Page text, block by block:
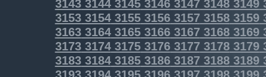
3143314431453146314731483149
31533154315531563157 31583159
31633164316531663167 31683169
3173317431753176317731783179
31833184318531863187 31883189